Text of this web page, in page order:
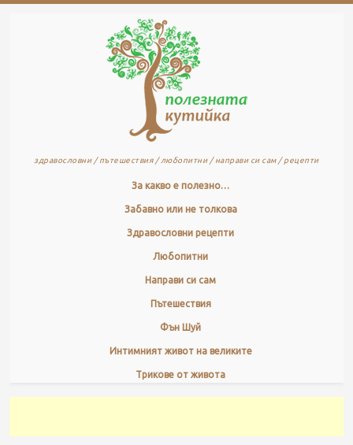
здравословни / пътешествия / любопитни / направи си сам / рецепти
За какво е полезно…
Забавно или не толкова
Здравословни рецепти
Любопитни
Направи си сам
Пътешествия
Фън Шуй
Интимният живот на великите
Трикове от живота